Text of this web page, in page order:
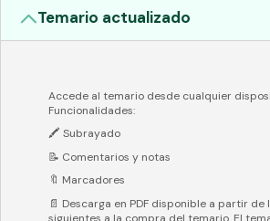
Temario actualizado
Accede al temario desde cualquier
Funcionalidades:
🖍️ Subrayado
📝 Comentarios y notas
🔖 Marcadores
📄 Descarga en PDF disponible a partir de